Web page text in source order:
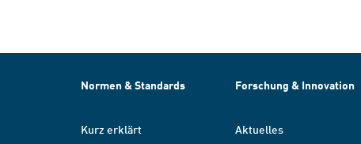
Normen & Standards
Kurz erklärt
Forschung & Innovation
Aktuelles